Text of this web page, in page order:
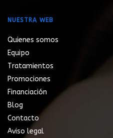
NUESTRA WEB
Quienes somos
Equipo
Tratamientos
Promociones
Financiación
Blog
Contacto
Aviso legal